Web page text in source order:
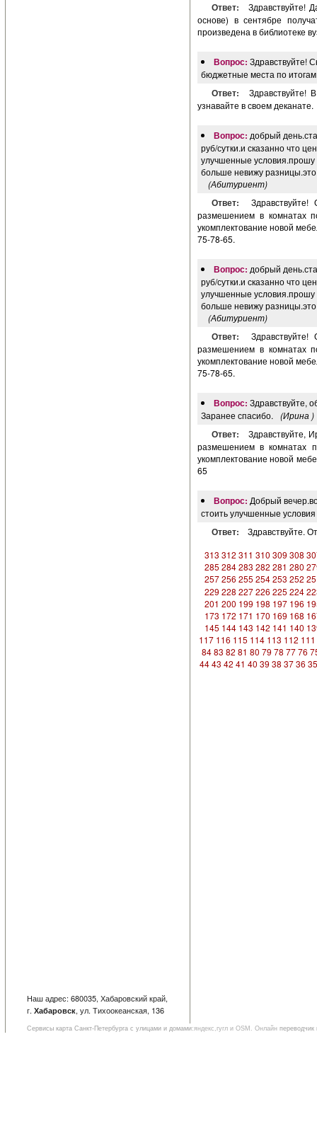
Наш адрес: 680035, Хабаровский край,
г. Хабаровск, ул. Тихоокеанская, 136
Ответ:
Здравствуйте!
основе) в сентябре
произведена в библиотеке
Вопрос: Здравствуйте!
бюджетные места по
Ответ:
Здравствуйте!
узнавайте в своем деканате.
Вопрос: добрый
руб/сутки.и сказанно что
улучшенные условия.прошу
больше невижу разницы.это
(Абитуриент)
Ответ:
размешением в комнатах
укомплектование новой
75-78-65.
Вопрос: добрый
руб/сутки.и сказанно что
улучшенные условия.прошу
больше невижу разницы.это
(Абитуриент)
Ответ:
размешением в комнатах
укомплектование новой
75-78-65.
Вопрос: Здравствуйте,
Заранее спасибо.
(Ирина )
Ответ:
Здравствуйте,
размешением в комнатах
укомплектование новой
65
Вопрос: Добрый
стоить улучшенные
Ответ:
Здравствуйте.
313 312 311 310 309 308
285 284 283 282 281 280
257 256 255 254 253 252
229 228 227 226 225 224
201 200 199 198 197 196
173 172 171 170 169 168
145 144 143 142 141 140
117 116 115 114 113 112 111
84 83 82 81 80 79 78 77 76
4443 42 41 40 39 38 3736 35
Сервисы карта Санкт-Петербурга с улицами и домами:яндекс,гугл и OSM. Онлайн переводчик